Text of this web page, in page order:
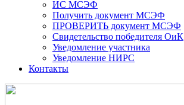
ИС МСЭФ
Получить документ МСЭФ
ПРОВЕРИТЬ документ МСЭФ
Свидетельство победителя ОиК
Уведомление участника
Уведомление НИРС
Контакты